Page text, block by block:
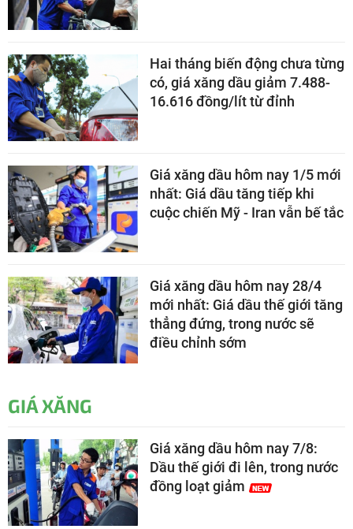
Hai tháng biến động chưa từng
có, giá xăng dầu giảm 7.488-
16.616 đồng/lít từ đỉnh
Giá xăng dầu hôm nay 1/5 mới
nhất: Giá dầu tăng tiếp khi
cuộc chiến Mỹ - Iran vẫn bế tắc
Giá xăng dầu hôm nay 28/4
mới nhất: Giá dầu thế giới tăng
thẳng đứng, trong nước sẽ
điều chỉnh sớm
GIÁ XĂNG
Giá xăng dầu hôm nay 7/8:
Dầu thế giới đi lên, trong nước
đồng loạt giảm